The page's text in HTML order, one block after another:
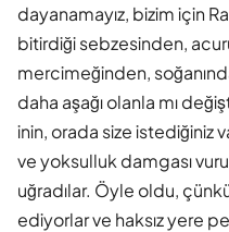
dayanamayız, bizim için
bitirdiği sebzesinden,
mercimeğinden,
daha aşağı olanla mı
inin, orada size istediğiniz
ve yoksulluk damgası
uğradılar. Öyle oldu,
ediyorlar ve haksız yere